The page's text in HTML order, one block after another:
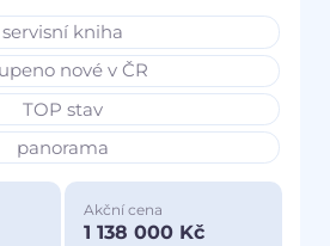
servisní kniha
nové v ČR
TOP stav
panorama
Akční cena
1 138 000 Kč